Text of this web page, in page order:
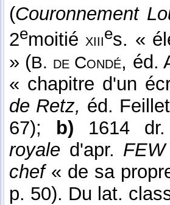
(Couronnement
2emoitiéxiiies. «
» (B. de Condé, éd.
« chapitre d'un
de Retz, éd.
67);
b) 1614
royale d'apr. FEW
chef« de sa
p. 50). Du lat.